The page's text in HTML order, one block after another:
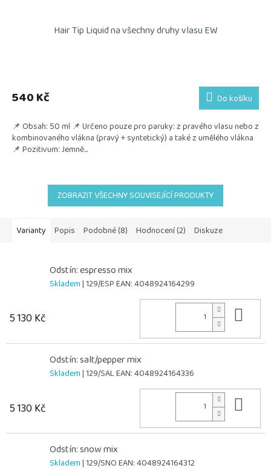
Hair Tip Liquid na všechny druhy vlasu EW
540 Kč Do košíku
📌 Obsah: 50 ml 📌 Určeno pouze pro paruky: z pravého vlasu nebo z
kombinovaného vlákna (pravý + syntetický) a také z umělého vlákna
📌 Pozitivum: Jemně...
ZOBRAZIT VŠECHNY SOUVISEJÍCÍ PRODUKTY
Varianty Popis Podobné (8) Hodnocení (2) Diskuze
Odstín: espresso mix
Skladem| 129/ESPEAN:4048924164299
5 130 Kč
Odstín: salt/pepper mix
Skladem| 129/SALEAN:4048924164336
5 130 Kč
Odstín: snow mix
Skladem| 129/SNOEAN:4048924164312